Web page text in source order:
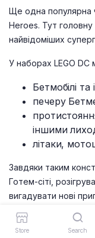
Store Search
Ще одна популярна
Heroes. Тут
найвідоміших
У наборах LEGO DC
Бетмобілі
печеру
іншими
літаки,
Завдяки таким
Готем-сіті,
вигадувати нові
Які